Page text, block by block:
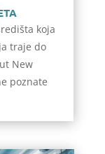
koja
traje do
New
poznate